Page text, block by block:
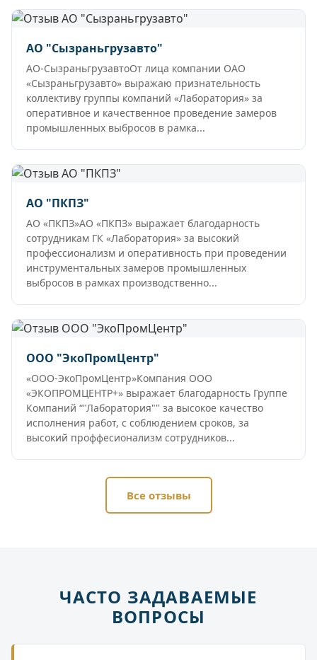
АО "Сызраньгрузавто"
АО-СызраньгрузавтоОт лица компании ОАО
«Сызраньгрузавто» выражаю признательность
коллективу группы компаний «Лаборатория» за
оперативное и качественное проведение замеров
промышленных выбросов в рамка...
АО "ПКПЗ"
АО «ПКПЗ»АО «ПКПЗ» выражает благодарность
сотрудникам ГК «Лаборатория» за высокий
профессионализм и оперативность при проведении
инструментальных замеров промышленных
выбросов в рамках производственно...
ООО "ЭкоПромЦентр"
«ООО-ЭкоПромЦентр»Компания ООО
«ЭКОПРОМЦЕНТР+» выражает благодарность Группе
Компаний “"Лаборатория"" за высокое качество
исполнения работ, с соблюдением сроков, за
высокий проффесионализм сотрудников...
Все отзывы
ЧАСТО ЗАДАВАЕМЫЕ
ВОПРОСЫ